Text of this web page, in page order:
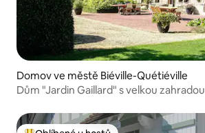
Domov ve městě Biéville-Quétiéville
Dům "Jardin Gaillard" s velkou zahradou